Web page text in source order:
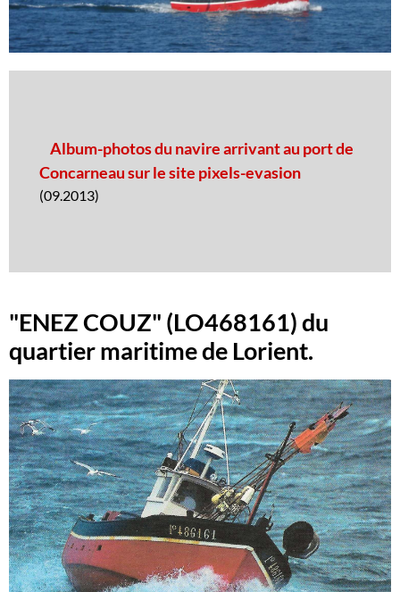
Album-photos du navire arrivant au port de
Concarneau sur le site pixels-evasion
(09.2013)
"ENEZ COUZ" (LO468161) du
quartier maritime de Lorient.